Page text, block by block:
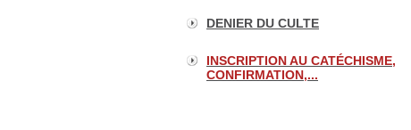
DENIER DU CULTE
INSCRIPTION AU CATÉCHISME,
CONFIRMATION,...